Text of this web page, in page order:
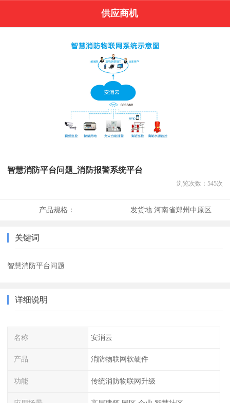
供应商机
智慧消防平台问题_消防报警系统平台
浏览次数： 545次
产品规格： 发货地:河南省郑州中原区
关键词
智慧消防平台问题
详细说明
名称 安消云
产品 消防物联网软硬件
功能 传统消防物联网升级